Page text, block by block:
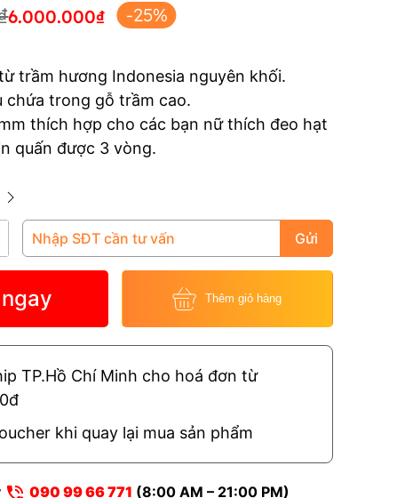
Giá
gốc
là:
8.000.000₫.
6.000.000₫
Giá
hiện
tại
là:
6.000.000₫.
-25%
trầm hương Indonesia nguyên khối.
chứa trong gỗ trầm cao.
thích hợp cho các bạn nữ thích đeo hạt
quấn được 3 vòng.
Gửi
Thêm giỏ hàng
TP.Hồ Chí Minh cho hoá đơn từ
khi quay lại mua sản phẩm
090 99 66 771 (8:00 AM – 21:00 PM)